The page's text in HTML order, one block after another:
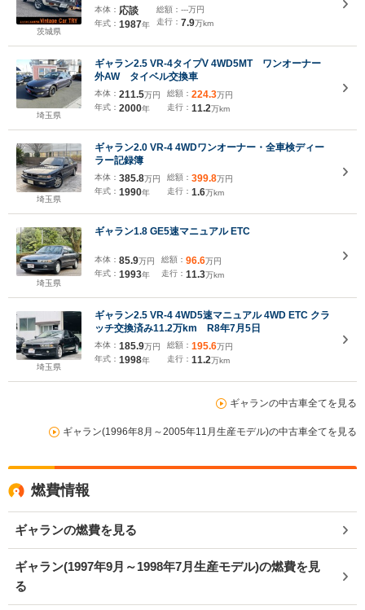
茨城県
本体： 応談
年式： 1987年
総額： ---万円
走行： 7.9万km
埼玉県
ギャラン2.5 VR-4タイプV 4WD5MT ワンオーナー
外AW タイベル交換車
本体： 211.5万円
年式： 2000年
総額： 224.3万円
走行： 11.2万km
埼玉県
ギャラン2.0 VR-4 4WDワンオーナー・全車検ディー
ラー記録簿
本体： 385.8万円
年式： 1990年
総額： 399.8万円
走行： 1.6万km
埼玉県
ギャラン1.8 GE5速マニュアル ETC
本体： 85.9万円
年式： 1993年
総額： 96.6万円
走行： 11.3万km
埼玉県
ギャラン2.5 VR-4 4WD5速マニュアル 4WD ETC クラ
ッチ交換済み11.2万km R8年7月5日
本体： 185.9万円
年式： 1998年
総額： 195.6万円
走行： 11.2万km
ギャランの中古車全てを見る
ギャラン(1996年8月～2005年11月生産モデル)の中古車全てを見る
燃費情報
ギャランの燃費を見る
ギャラン(1997年9月～1998年7月生産モデル)の燃費を見
る